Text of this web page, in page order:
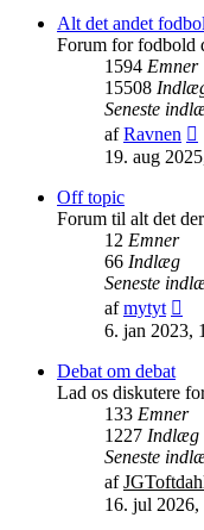
Alt det andet
Forum for fodbold
1594 Emner
15508
Seneste
afRavnen
19. aug
Off topic
Forum til alt det
12 Emner
66 Indlæg
Seneste
afmytyt
det
6. jan 2023,
Debat om debat
Lad os diskutere
133 Emner
1227 Indlæg
Seneste
af
16. jul 2026,